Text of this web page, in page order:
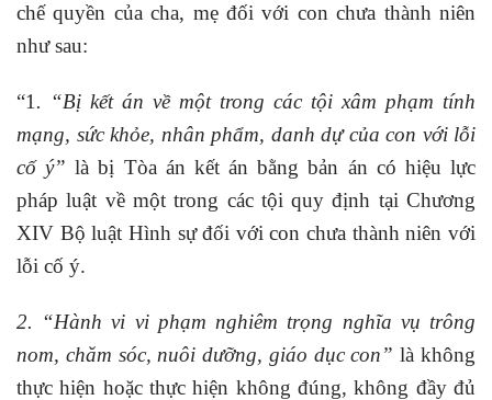
chế quyền của cha, mẹ đối với con chưa thành niên
như sau:
“1 . “Bị kết án về một trong các tội xâm phạm tính
mạng, sức khỏe, nhân phẩm, danh dự của con với lỗi
cố ý” là bị Tòa án kết án bằng bản án có hiệu lực
pháp luật về một trong các tội quy định tại Chương
XIV Bộ luật Hình sự đối với con chưa thành niên với
lỗi cố ý.
2. “Hành vi vi phạm nghiêm trọng nghĩa vụ trông
nom, chăm sóc, nuôi dưỡng, giáo dục con”là không
thực hiện hoặc thực hiện không đúng, không đầy đủ